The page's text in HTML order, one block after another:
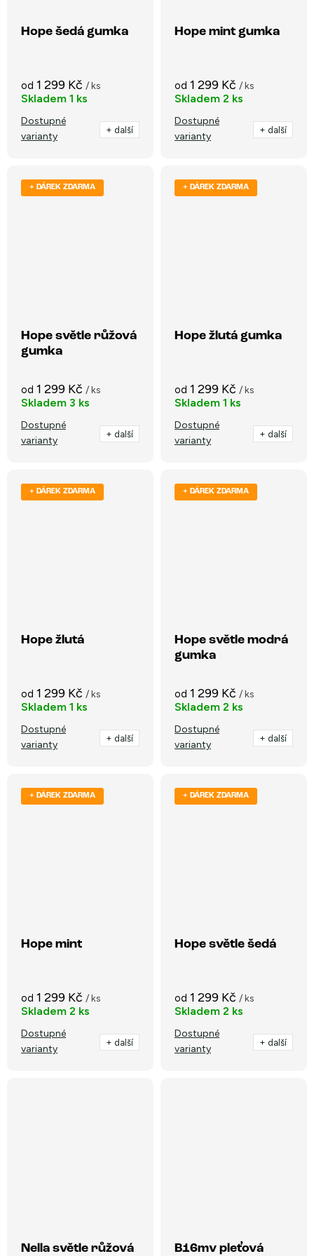
Hope šedá gumka
od 1 299 Kč / ks
Skladem 1 ks
Dostupné
varianty
+ další
Hope mint gumka
od 1 299 Kč / ks
Skladem 2 ks
Dostupné
varianty
+ další
+ DÁREK ZDARMA
Hope světle růžová
gumka
od 1 299 Kč / ks
Skladem 3 ks
Dostupné
varianty
+ další
+ DÁREK ZDARMA
Hope žlutá gumka
od 1 299 Kč / ks
Skladem 1 ks
Dostupné
varianty
+ další
+ DÁREK ZDARMA
Hope žlutá
od 1 299 Kč / ks
Skladem 1 ks
Dostupné
varianty
+ další
+ DÁREK ZDARMA
Hope světle modrá
gumka
od 1 299 Kč / ks
Skladem 2 ks
Dostupné
varianty
+ další
+ DÁREK ZDARMA
Hope mint
od 1 299 Kč / ks
Skladem 2 ks
Dostupné
varianty
+ další
+ DÁREK ZDARMA
Hope světle šedá
od 1 299 Kč / ks
Skladem 2 ks
Dostupné
varianty
+ další
Nella světle růžová B16mv pleťová